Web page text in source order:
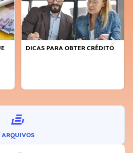
DICAS PARA OBTER CRÉDITO
ARQUIVOS